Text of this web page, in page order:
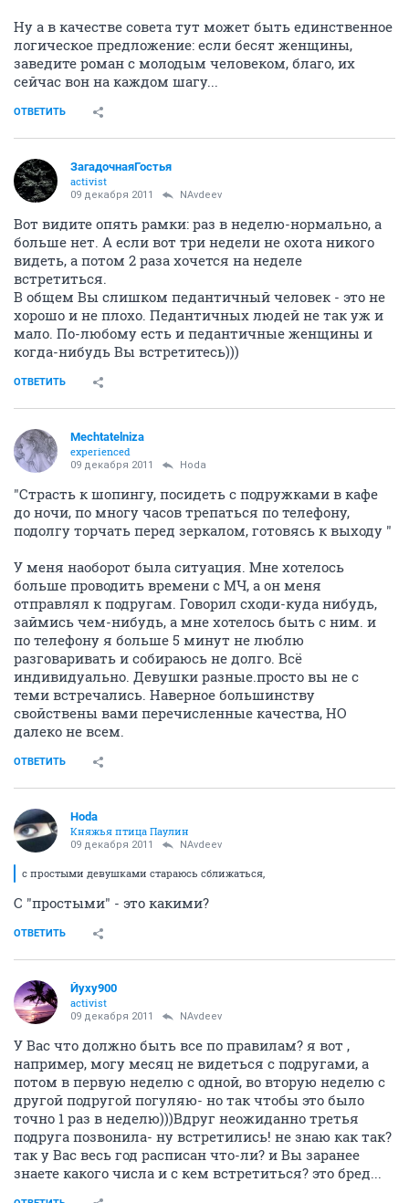
Ну а в качестве совета тут может быть единственное
логическое предложение: если бесят женщины,
заведите роман с молодым человеком, благо, их
сейчас вон на каждом шагу...
ОТВЕТИТЬ
ЗагадочнаяГостья
activist
09 декабря 2011 NAvdeev
Вот видите опять рамки: раз в неделю-нормально, а
больше нет. А если вот три недели не охота никого
видеть, а потом 2 раза хочется на неделе
встретиться.
В общем Вы слишком педантичный человек - это не
хорошо и не плохо. Педантичных людей не так уж и
мало. По-любому есть и педантичные женщины и
когда-нибудь Вы встретитесь)))
ОТВЕТИТЬ
Mechtatelniza
experienced
09 декабря 2011 Hoda
"Страсть к шопингу, посидеть с подружками в кафе
до ночи, по многу часов трепаться по телефону,
подолгу торчать перед зеркалом, готовясь к выходу "
У меня наоборот была ситуация. Мне хотелось
больше проводить времени с МЧ, а он меня
отправлял к подругам. Говорил сходи-куда нибудь,
займись чем-нибудь, а мне хотелось быть с ним. и
по телефону я больше 5 минут не люблю
разговаривать и собираюсь не долго. Всё
индивидуально. Девушки разные.просто вы не с
теми встречались. Наверное большинству
свойствены вами перечисленные качества, НО
далеко не всем.
ОТВЕТИТЬ
Hoda
Княжья птица Паулин
09 декабря 2011 NAvdeev
с простыми девушками стараюсь сближаться,
С "простыми" - это какими?
ОТВЕТИТЬ
Йуху900
activist
09 декабря 2011 NAvdeev
У Вас что должно быть все по правилам? я вот ,
например, могу месяц не видеться с подругами, а
потом в первую неделю с одной, во вторую неделю с
другой подругой погуляю- но так чтобы это было
точно 1 раз в неделю)))Вдруг неожиданно третья
подруга позвонила- ну встретились! не знаю как так?
так у Вас весь год расписан что-ли? и Вы заранее
знаете какого числа и с кем встретиться? это бред...